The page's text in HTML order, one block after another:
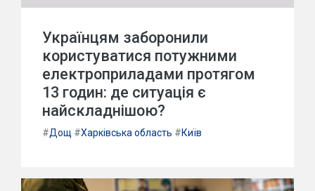
Українцям заборонили
користуватися потужними
електроприладами протягом
13 годин: де ситуація є
найскладнішою?
#Дощ #Харківська область #Київ